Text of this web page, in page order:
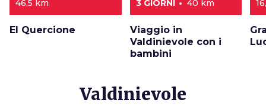
46,5 km
El Quercione
3 GIORNI 40 km
Viaggio in
Valdinievole con i
bambini
Valdinievole